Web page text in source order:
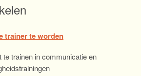
trainer te worden
trainen in communicatie en